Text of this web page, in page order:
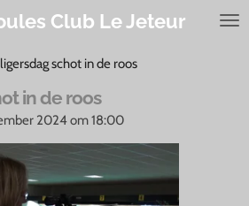
Club Le Jeteur
schot in de roos
in de roos
2024 om 18:00